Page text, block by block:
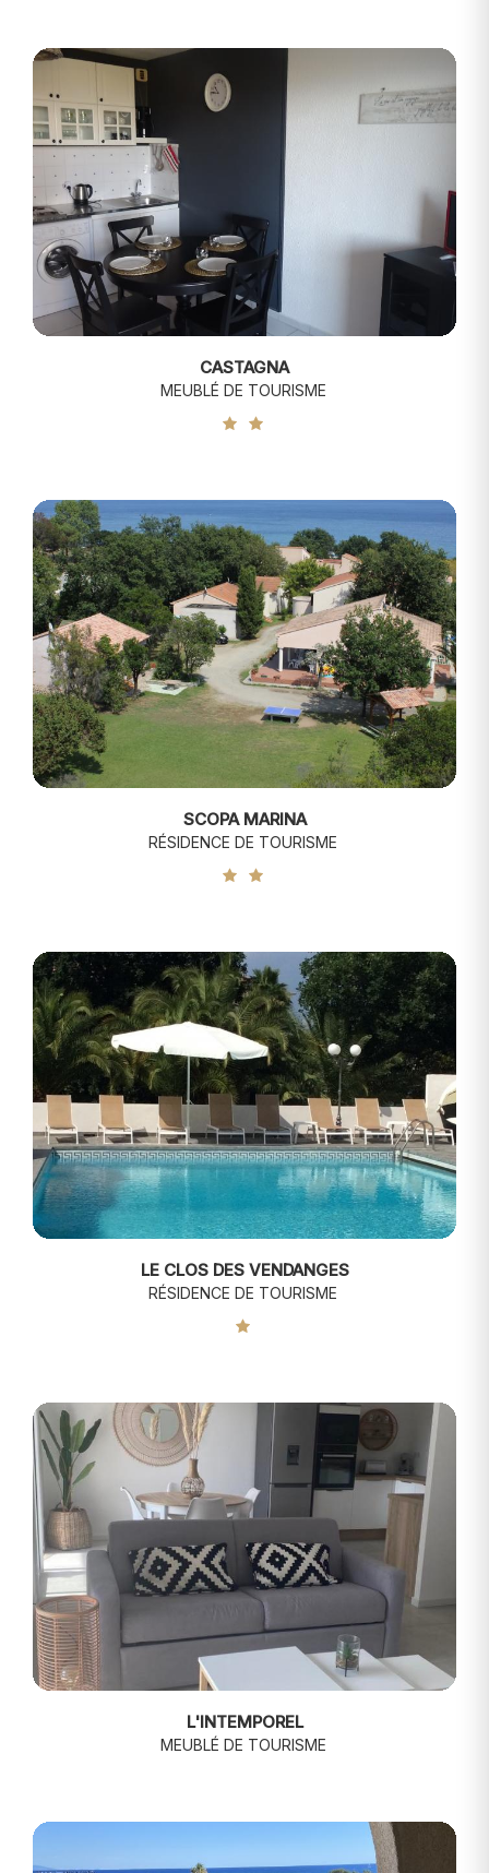
CASTAGNA
MEUBLÉ DE TOURISME
SCOPA MARINA
RÉSIDENCE DE TOURISME
LE CLOS DES VENDANGES
RÉSIDENCE DE TOURISME
L'INTEMPOREL
MEUBLÉ DE TOURISME